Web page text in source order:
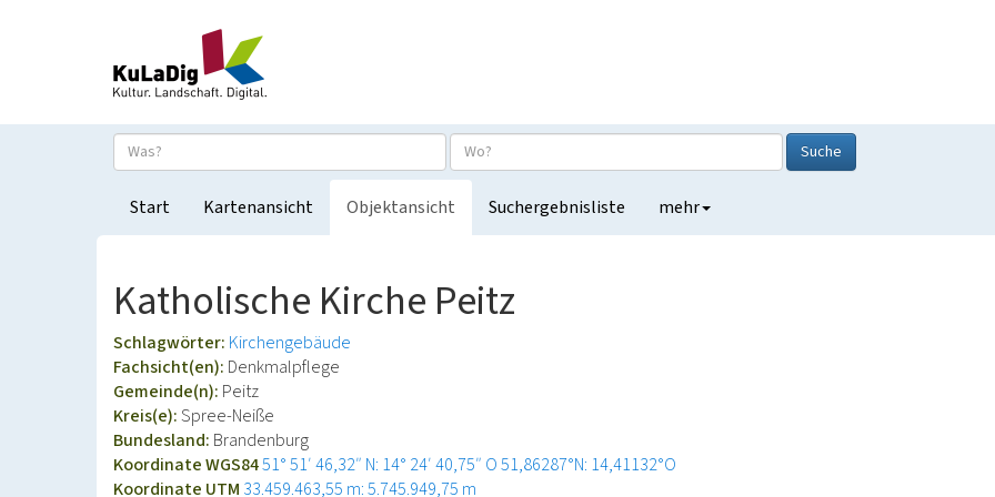
Suche
Start Kartenansicht Objektansicht Suchergebnisliste mehr
Katholische Kirche Peitz
Schlagwörter: Kirchengebäude
Fachsicht(en): Denkmalpflege
Gemeinde(n): Peitz
Kreis(e):Spree-Neiße
Bundesland: Brandenburg
Koordinate WGS8451° 51′ 46,32″ N: 14° 24′ 40,75″ O51,86287°N: 14,41132°O
Koordinate UTM 33.459.463,55 m: 5.745.949,75 m